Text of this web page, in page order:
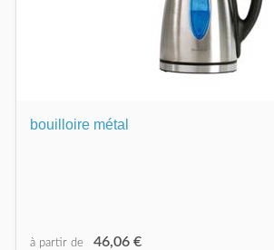
bouilloire métal
à partir de 46,06 €